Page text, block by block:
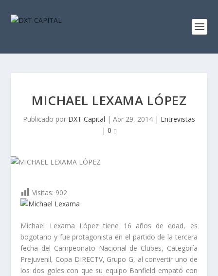
MICHAEL LEXAMA LÓPEZ
Publicado por DXT Capital | Abr 29, 2014 | Entrevistas
| 0
Visitas: 902
Michael Lexama Lópeztiene 16 años de edad, es
bogotano y fue protagonista en el partido de la tercera
fecha del Campeonato Nacional de Clubes, Categoría
Prejuvenil, Copa DIRECTV, Grupo G, al convertir uno de
los dos goles con que su equipo Banfield empató con